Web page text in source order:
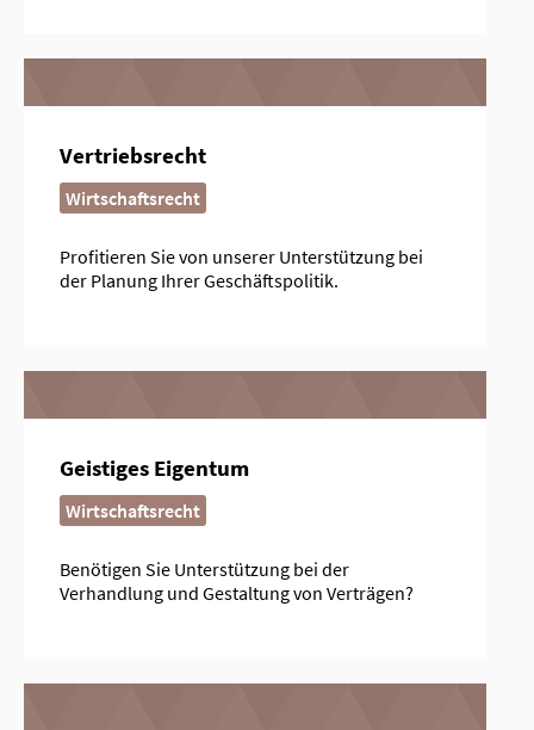
Vertriebsrecht
Wirtschaftsrecht
Profitieren Sie von unserer Unterstützung bei
der Planung Ihrer Geschäftspolitik.
Geistiges Eigentum
Wirtschaftsrecht
Benötigen Sie Unterstützung bei der
Verhandlung und Gestaltung von Verträgen?